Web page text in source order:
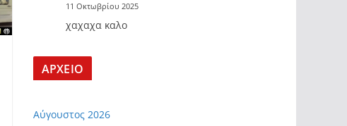
11 Οκτωβρίου 2025
χαχαχα καλο
ΑΡΧΕΙΟ
Αύγουστος 2026